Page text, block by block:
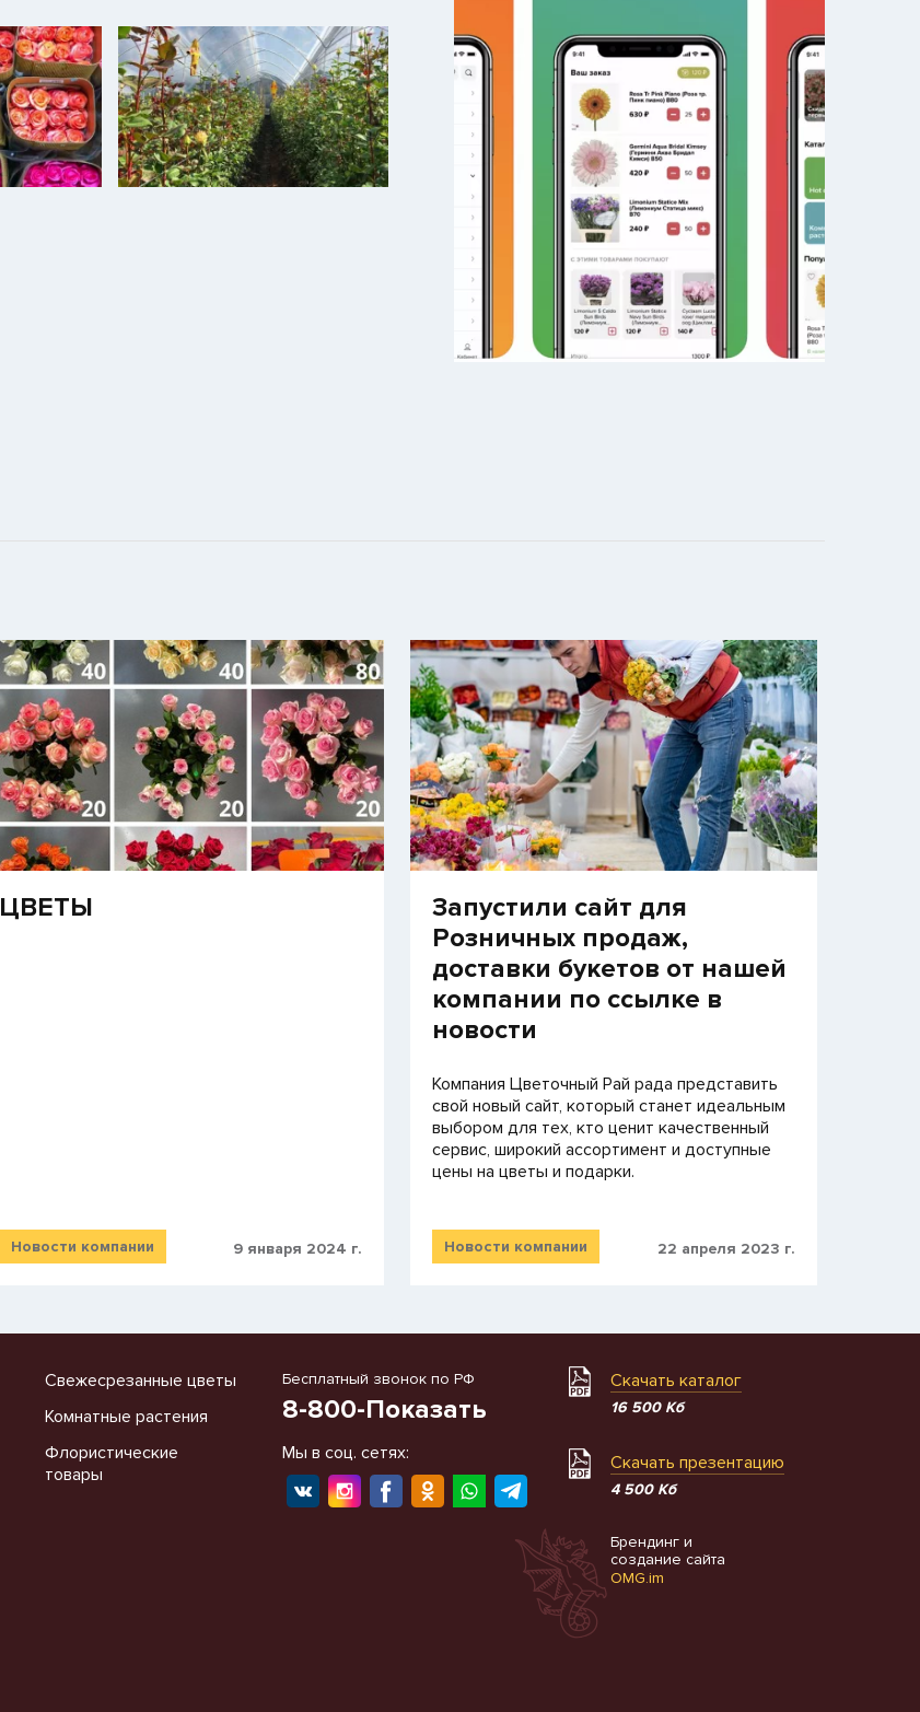
​ЦВЕТЫ
Новости компании 9 января 2024 г.
Запустили сайт для
Розничных продаж,
доставки букетов от нашей
компании по ссылке в
новости
Компания Цветочный Рай рада представить
свой новый сайт, который станет идеальным
выбором для тех, кто ценит качественный
сервис, широкий ассортимент и доступные
цены на цветы и подарки.
Новости компании 22 апреля 2023 г.
Свежесрезанные цветы
Комнатные растения
Флористические
товары
Бесплатный звонок по РФ
8-800-Показать
Мы в соц. сетях:
Скачать каталог
16 500 Кб
Скачать презентацию
4 500 Кб
Брендинг и
создание сайта
OMG.im